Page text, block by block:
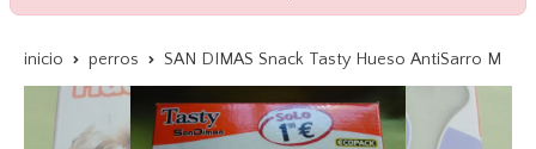
inicio perros SAN DIMAS Snack Tasty Hueso AntiSarro M